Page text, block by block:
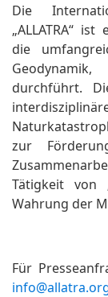
Die
„ALLATRA“
die
durchführt.
zur
Tätigkeit von
Wahrung der
Für